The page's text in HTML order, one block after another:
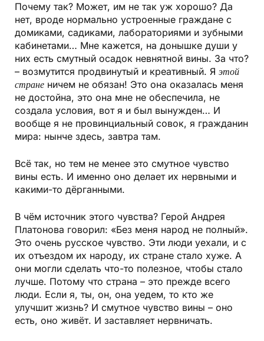
Почему так? Может, им не так уж хорошо? Да
нет, вроде нормально устроенные граждане с
домиками, садиками, лабораториями и зубными
кабинетами… Мне кажется, на донышке души у
них есть смутный осадок невнятной вины. За что?
– возмутится продвинутый и креативный. Я этой
стране ничем не обязан! Это она оказалась меня
не достойна, это она мне не обеспечила, не
создала условия, вот я и был вынужден… И
вообще я не провинциальный совок, я гражданин
мира: нынче здесь, завтра там.
Всё так, но тем не менее это смутное чувство
вины есть. И именно оно делает их нервными и
какими-то дёрганными.
В чём источник этого чувства? Герой Андрея
Платонова говорил: «Без меня народ не полный».
Это очень русское чувство. Эти люди уехали, и с
их отъездом их народу, их стране стало хуже. А
они могли сделать что-то полезное, чтобы стало
лучше. Потому что страна – это прежде всего
люди. Если я, ты, он, она уедем, то кто же
улучшит жизнь? И смутное чувство вины – оно
есть, оно живёт. И заставляет нервничать.